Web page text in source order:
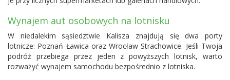
Wynajem aut osobowych na lotnisku
W niedalekim sąsiedztwie Kalisza znajdują się dwa porty
lotnicze: Poznań Ławica oraz Wrocław Strachowice. Jeśli Twoja
podróż przebiega przez jeden z powyższych lotnisk, warto
rozważyć wynajem samochodu bezpośrednio z lotniska.